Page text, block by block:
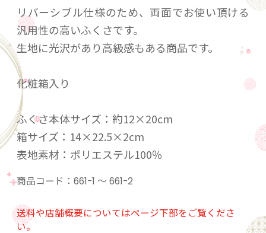
リバーシブル仕様のため、両面でお使い頂ける
汎用性の高いふくさです。
生地に光沢があり高級感もある商品です。
化粧箱入り
ふくさ本体サイズ：約12×20cm
箱サイズ：14×22.5×2cm
表地素材：ポリエステル100％
商品コード： 661-1 ～ 661-2
送料や店舗概要についてはページ下部をご覧くださ
い。